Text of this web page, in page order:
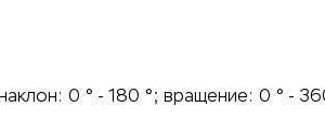
0 ° - 180 °; вращение: 0 ° -